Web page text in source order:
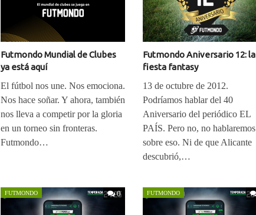
Futmondo Mundial de Clubes
ya está aquí
El fútbol nos une. Nos emociona.
Nos hace soñar. Y ahora, también
nos lleva a competir por la gloria
en un torneo sin fronteras.
Futmondo…
Futmondo Aniversario 12: la
fiesta fantasy
13 de octubre de 2012.
Podríamos hablar del 40
Aniversario del periódico EL
PAÍS. Pero no, no hablaremos
sobre eso. Ni de que Alicante
descubrió,…
0
FUTMONDO FUTMONDO